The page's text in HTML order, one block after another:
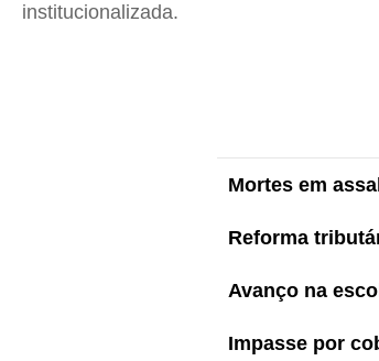
institucionalizada.
Mortes em
Reforma
Avanço na
Impasse por